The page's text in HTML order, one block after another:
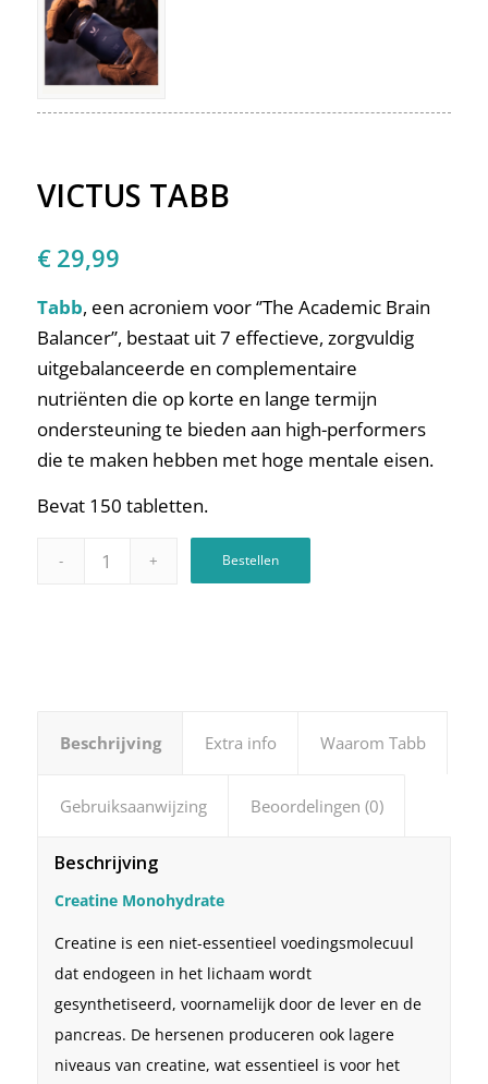
VICTUS TABB
€ 29,99
Tabb, een acroniem voor ‘’The Academic Brain
Balancer’’, bestaat uit 7 effectieve, zorgvuldig
uitgebalanceerde en complementaire
nutriënten die op korte en lange termijn
ondersteuning te bieden aan high-performers
die te maken hebben met hoge mentale eisen.
Bevat 150 tabletten.
Bestellen
Beschrijving Extra info Waarom Tabb
Gebruiksaanwijzing Beoordelingen (0)
Beschrijving
Creatine Monohydrate
Creatine is een niet-essentieel voedingsmolecuul
dat endogeen in het lichaam wordt
gesynthetiseerd, voornamelijk door de lever en de
pancreas. De hersenen produceren ook lagere
niveaus van creatine, wat essentieel is voor het